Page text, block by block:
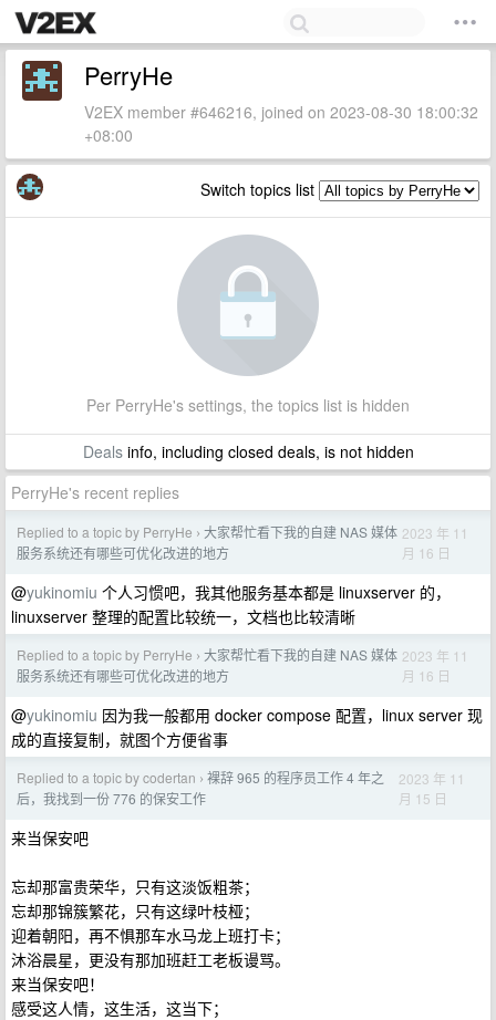
PerryHe
V2EX member #646216, joined on 2023-08-30 18:00:32
+08:00
Switch topics list
Per PerryHe's settings, the topics list is hidden
Dealsinfo, including closed deals, is not hidden
PerryHe's recent replies
Replied to a topic by PerryHe › 大家帮忙看下我的自建 NAS 媒体
服务系统还有哪些可优化改进的地方
2023 年 11
月 16 日
@yukinomiu 个人习惯吧，我其他服务基本都是 linuxserver 的，
linuxserver 整理的配置比较统一，文档也比较清晰
Replied to a topic by PerryHe › 大家帮忙看下我的自建 NAS 媒体
服务系统还有哪些可优化改进的地方
2023 年 11
月 16 日
@yukinomiu 因为我一般都用 docker compose 配置，linux server 现
成的直接复制，就图个方便省事
Replied to a topic by codertan › 裸辞 965 的程序员工作 4 年之
后，我找到一份 776 的保安工作
2023 年 11
月 15 日
来当保安吧
忘却那富贵荣华，只有这淡饭粗茶；
忘却那锦簇繁花，只有这绿叶枝桠；
迎着朝阳，再不惧那车水马龙上班打卡；
沐浴晨星，更没有那加班赶工老板谩骂。
来当保安吧！
感受这人情，这生活，这当下；